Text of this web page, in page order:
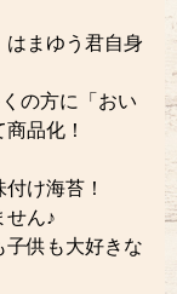
はまゆう君自身
の方に「おい
品化！
け海苔！
せん♪
子供も大好きな